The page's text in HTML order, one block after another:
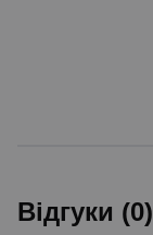
Відгуки (0)